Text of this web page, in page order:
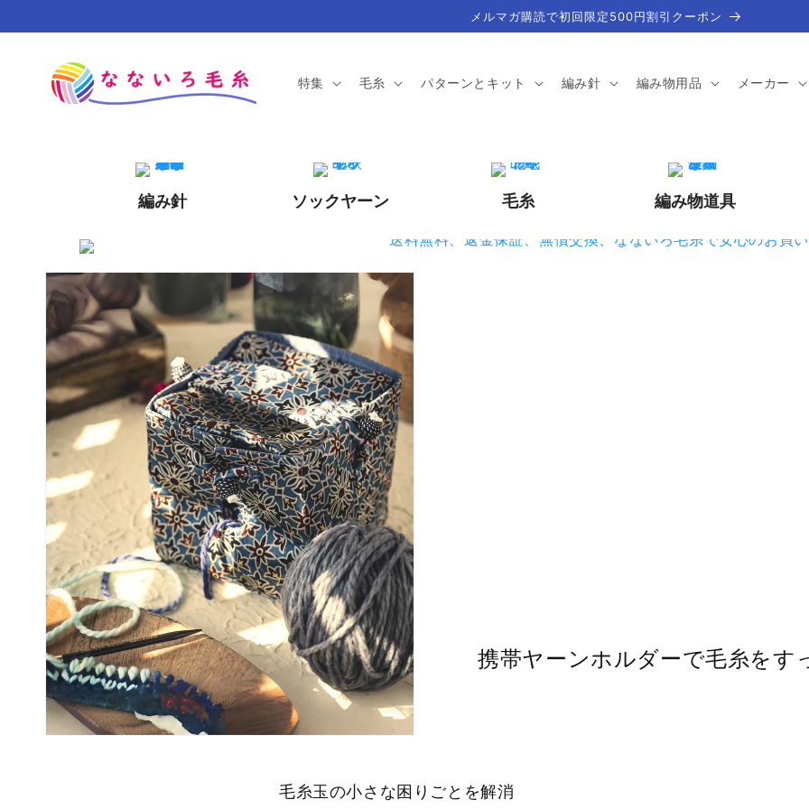
進む
メルマガ購読で初回限定500円割引クーポン
特集 毛糸 パターンとキット 編み針 編み物用品 メーカー
編み針 ソックヤーン 毛糸 編み物道具
携帯ヤーンホルダーで毛糸をす
毛糸玉の小さな困りごとを解消